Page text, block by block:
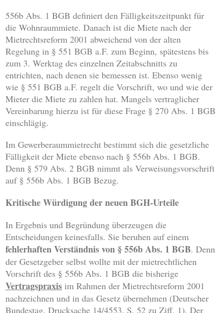
556b Abs. 1 BGB definiert den Fälligkeitszeitpunkt für
die Wohnraummiete. Danach ist die Miete nach der
Mietrechtsreform 2001 abweichend von der alten
Regelung in § 551 BGB a.F. zum Beginn, spätestens bis
zum 3. Werktag des einzelnen Zeitabschnitts zu
entrichten, nach denen sie bemessen ist. Ebenso wenig
wie § 551 BGB a.F. regelt die Vorschrift, wo und wie der
Mieter die Miete zu zahlen hat. Mangels vertraglicher
Vereinbarung hierzu ist für diese Frage § 270 Abs. 1 BGB
einschlägig.
Im Gewerberaummietrecht bestimmt sich die gesetzliche
Fälligkeit der Miete ebenso nach § 556b Abs. 1 BGB.
Denn § 579 Abs. 2 BGB nimmt als Verweisungsvorschrift
auf § 556b Abs. 1 BGB Bezug.
Kritische Würdigung der neuen BGH-Urteile
In Ergebnis und Begründung überzeugen die
Entscheidungen keinesfalls. Sie beruhen auf einem
fehlerhaften Verständnis von § 556b Abs. 1 BGB. Denn
der Gesetzgeber selbst wollte mit der mietrechtlichen
Vorschrift des § 556b Abs. 1 BGB die bisherige
Vertragspraxis im Rahmen der Mietrechtsreform 2001
nachzeichnen und in das Gesetz übernehmen (Deutscher
Bundestag, Drucksache 14/4553, S. 52 zu Ziff. 1). Der